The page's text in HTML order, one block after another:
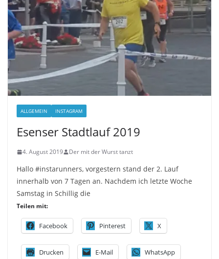
ALLGEMEIN INSTAGRAM
Esenser Stadtlauf 2019
4. August 2019 Der mit der Wurst tanzt
Hallo #instarunners, vorgestern stand der 2. Lauf
innerhalb von 7 Tagen an. Nachdem ich letzte Woche
Samstag in Schillig die
Teilen mit:
Facebook Pinterest X
Drucken E-Mail WhatsApp